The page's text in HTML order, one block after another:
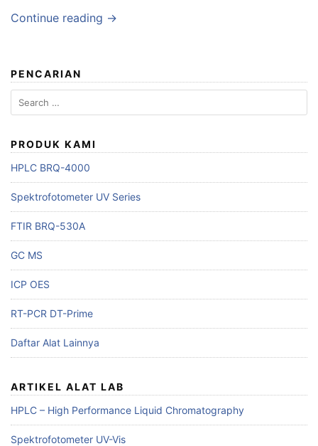
Continue reading →
PENCARIAN
Search
for:
PRODUK KAMI
HPLC BRQ-4000
Spektrofotometer UV Series
FTIR BRQ-530A
GC MS
ICP OES
RT-PCR DT-Prime
Daftar Alat Lainnya
ARTIKEL ALAT LAB
HPLC – High Performance Liquid Chromatography
Spektrofotometer UV-Vis